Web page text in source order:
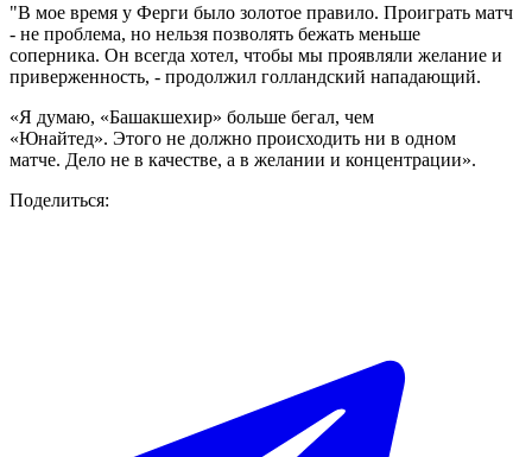
"В мое время у Ферги было золотое правило. Проиграть матч
- не проблема, но нельзя позволять бежать меньше
соперника. Он всегда хотел, чтобы мы проявляли желание и
приверженность, - продолжил голландский нападающий.
«Я думаю, «Башакшехир» больше бегал, чем
«Юнайтед». Этого не должно происходить ни в одном
матче. Дело не в качестве, а в желании и концентрации».
Поделиться: